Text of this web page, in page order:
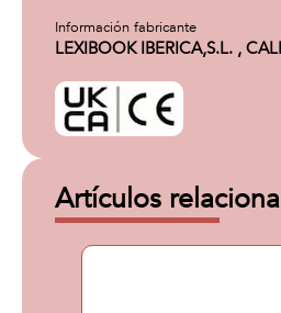
Información fabricante
LEXIBOOK IBERICA,S.L. ,
Artículos